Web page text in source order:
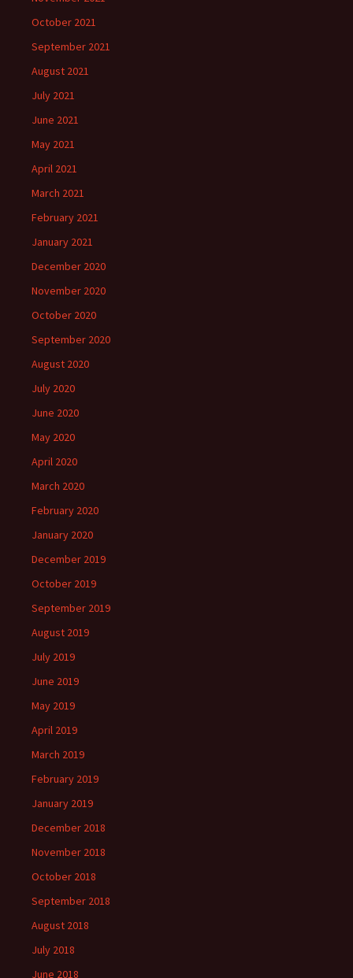
October 2021
September 2021
August 2021
July 2021
June 2021
May 2021
April 2021
March 2021
February 2021
January 2021
December 2020
November 2020
October 2020
September 2020
August 2020
July 2020
June 2020
May 2020
April 2020
March 2020
February 2020
January 2020
December 2019
October 2019
September 2019
August 2019
July 2019
June 2019
May 2019
April 2019
March 2019
February 2019
January 2019
December 2018
November 2018
October 2018
September 2018
August 2018
July 2018
June 2018